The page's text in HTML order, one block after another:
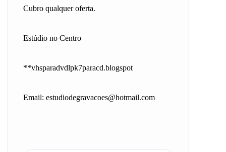
Cubro qualquer oferta.
Estúdio no Centro
**vhsparadvdlpk7paracd.blogspot
Email: estudiodegravacoes@hotmail.com